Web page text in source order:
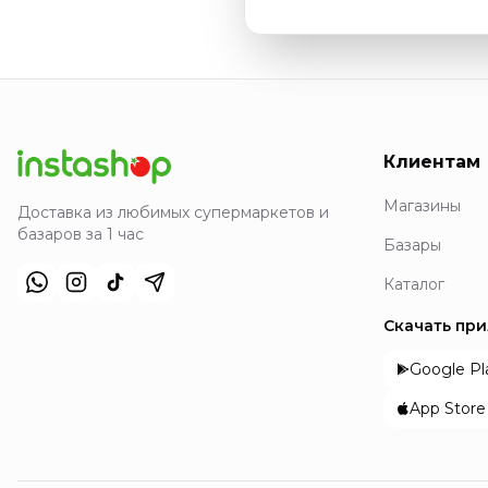
Доставка из любимых супермаркетов и
базаров за 1 час
Клиентам
Магазины
Базары
Каталог
Скачать
Google
App Store